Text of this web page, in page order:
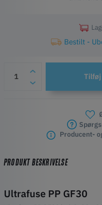
Bestilt -
Producent-
PRODUKT BESKRIVELSE
Ultrafuse PP GF30